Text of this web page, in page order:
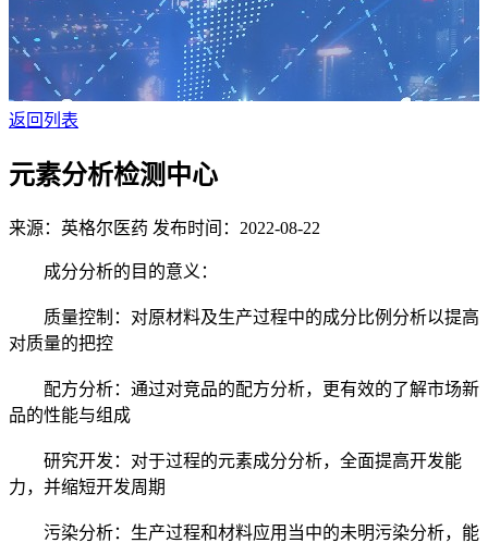
返回列表
元素分析检测中心
来源：英格尔医药 发布时间：2022-08-22
成分分析的目的意义：
质量控制：对原材料及生产过程中的成分比例分析以提高
对质量的把控
配方分析：通过对竞品的配方分析，更有效的了解市场新
品的性能与组成
研究开发：对于过程的元素成分分析，全面提高开发能
力，并缩短开发周期
污染分析：生产过程和材料应用当中的未明污染分析，能